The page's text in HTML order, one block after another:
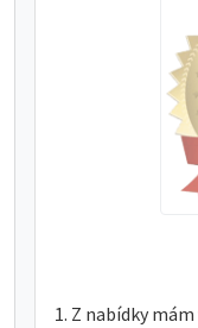
Z nabídky